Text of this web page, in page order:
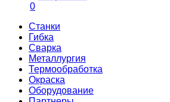
0
Станки
Гибка
Сварка
Металлургия
Термообработка
Окраска
Оборудование